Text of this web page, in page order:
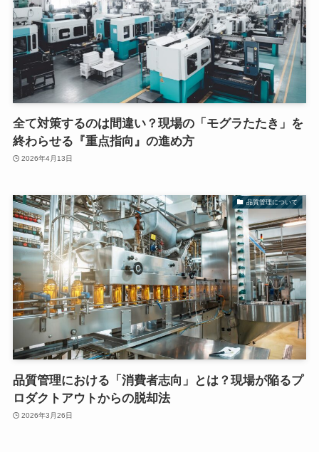
全て対策するのは間違い？現場の「モグラたたき」を
終わらせる『重点指向』の進め方
2026年4月13日
品質管理について
品質管理における「消費者志向」とは？現場が陥るプ
ロダクトアウトからの脱却法
2026年3月26日